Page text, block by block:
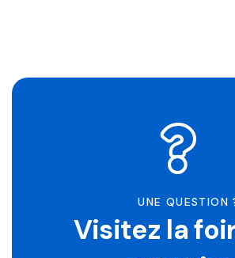
UNE QUESTION
Visitez la